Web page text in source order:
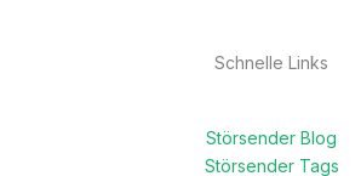
Schnelle Links
Störsender Blog
Störsender Tags